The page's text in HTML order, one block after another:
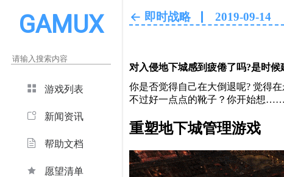
GAMUX
游戏列表
新闻资讯
帮助文档
愿望清单
即时战略 2019-09-14
对入侵地下城感到疲倦了吗?是时候
你是否觉得自己在大倒退呢? 觉得
不过好一点点的靴子？你开始想……
重塑地下城管理游戏